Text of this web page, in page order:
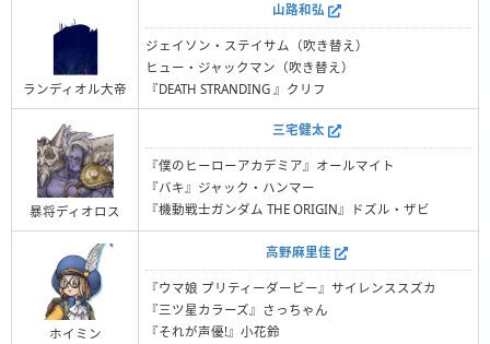
ランディオル大帝
山路和弘
ジェイソン・ステイサム（吹き替え）
ヒュー・ジャックマン（吹き替え）
『DEATH STRANDING 』クリフ
暴将ディオロス
三宅健太
『僕のヒーローアカデミア』オールマイト
『バキ』ジャック・ハンマー
『機動戦士ガンダム THE ORIGIN』ドズル・ザビ
ホイミン
高野麻里佳
『ウマ娘 プリティーダービー』サイレンススズカ
『三ツ星カラーズ』さっちゃん
『それが声優!』小花鈴